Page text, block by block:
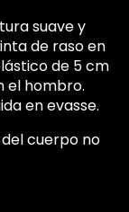
suave y
de raso en
de 5 cm
el hombro.
en evasse.
cuerpo no